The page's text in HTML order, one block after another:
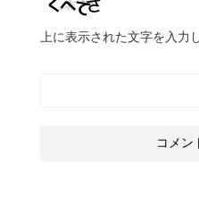
上に表示された文字を入力